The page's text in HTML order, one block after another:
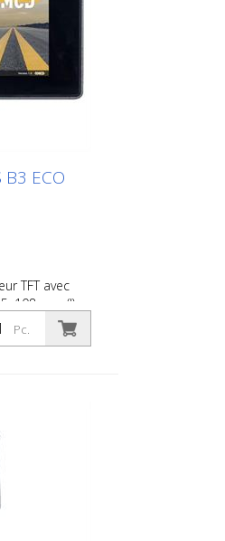
B3 ECO
TFT avec
108 mm (l) x
x 480 px
millions.
Pc.